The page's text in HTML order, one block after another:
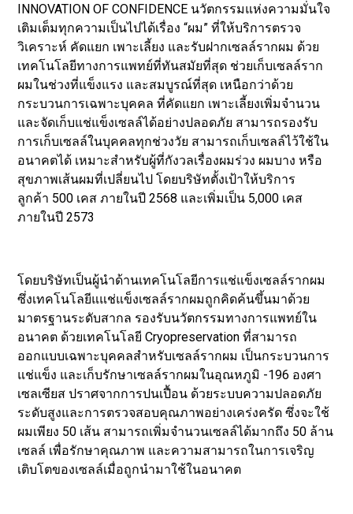
INNOVATION OF CONFIDENCE นวัตกรรมแห่งความมั่นใจ
เติมเต็มทุกความเป็นไปได้เรื่อง “ผม” ที่ให้บริการตรวจ
วิเคราะห์ คัดแยก เพาะเลี้ยง และรับฝากเซลล์รากผม ด้วย
เทคโนโลยีทางการแพทย์ที่ทันสมัยที่สุด ช่วยเก็บเซลล์ราก
ผมในช่วงที่แข็งแรง และสมบูรณ์ที่สุด เหนือกว่าด้วย
กระบวนการเฉพาะบุคคล ที่คัดแยก เพาะเลี้ยงเพิ่มจำนวน
และจัดเก็บแช่แข็งเซลล์ได้อย่างปลอดภัย สามารถรองรับ
การเก็บเซลล์ในบุคคลทุกช่วงวัย สามารถเก็บเซลล์ไว้ใช้ใน
อนาคตได้ เหมาะสำหรับผู้ที่กังวลเรื่องผมร่วง ผมบาง หรือ
สุขภาพเส้นผมที่เปลี่ยนไป โดยบริษัทตั้งเป้าให้บริการ
ลูกค้า 500 เคส ภายในปี 2568 และเพิ่มเป็น 5,000 เคส
ภายในปี 2573
โดยบริษัทเป็นผู้นำด้านเทคโนโลยีการแช่แข็งเซลล์รากผม
ซึ่งเทคโนโลยีแแช่แข็งเซลล์รากผมถูกคิดค้นขึ้นมาด้วย
มาตรฐานระดับสากล รองรับนวัตกรรมทางการแพทย์ใน
อนาคต ด้วยเทคโนโลยี Cryopreservation ที่สามารถ
ออกแบบเฉพาะบุคคลสำหรับเซลล์รากผม เป็นกระบวนการ
แช่แข็ง และเก็บรักษาเซลล์รากผมในอุณหภูมิ -196 องศา
เซลเซียส ปราศจากการปนเปื้อน ด้วยระบบความปลอดภัย
ระดับสูงและการตรวจสอบคุณภาพอย่างเคร่งครัด ซึ่งจะใช้
ผมเพียง 50 เส้น สามารถเพิ่มจำนวนเซลล์ได้มากถึง 50 ล้าน
เซลล์ เพื่อรักษาคุณภาพ และความสามารถในการเจริญ
เติบโตของเซลล์เมื่อถูกนำมาใช้ในอนาคต